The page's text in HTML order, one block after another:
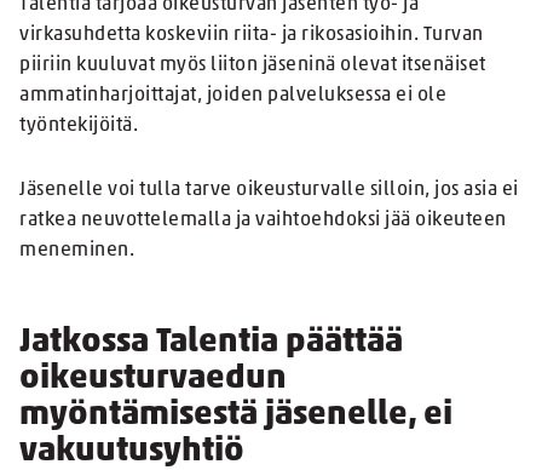
Talentia tarjoaa oikeusturvan jäsenten työ- ja
virkasuhdetta koskeviin riita- ja rikosasioihin. Turvan
piiriin kuuluvat myös liiton jäseninä olevat itsenäiset
ammatinharjoittajat, joiden palveluksessa ei ole
työntekijöitä.
Jäsenelle voi tulla tarve oikeusturvalle silloin, jos asia ei
ratkea neuvottelemalla ja vaihtoehdoksi jää oikeuteen
meneminen.
Jatkossa Talentia päättää
oikeusturvaedun
myöntämisestä jäsenelle, ei
vakuutusyhtiö